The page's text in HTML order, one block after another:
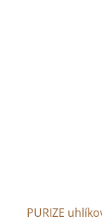
PURIZE